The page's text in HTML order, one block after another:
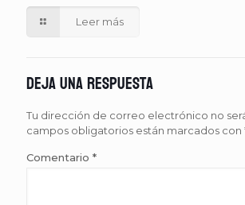
Leer más
Deja una respuesta
Tu dirección de correo electrónico no
campos obligatorios están marcados con
Comentario *